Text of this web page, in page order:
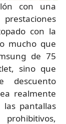
con una
con la
mucho que
de 75
sino que
descuento
realmente
pantallas